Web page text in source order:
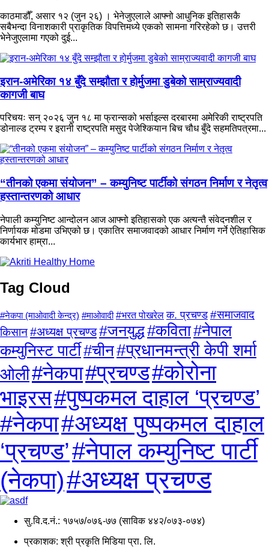
काठमाडौँ, असार १२ (जुन २६) । भेनेजुएलाले आफ्नो आधुनिक इतिहासकै
सबैभन्दा विनाशकारी प्राकृतिक विपत्तिमध्ये एकको सामना गरिरहेको छ। उत्तरी
भेनेजुएलामा गएको दुई...
इरान-अमेरिका १४ बुँदे सम्झौता र होर्मुजमा डुबेको साम्राज्यवादी
कागजी बाघ
परिचयः सन् २०२६ जुन १८ मा फ्रान्सको भर्साइल्स दरबारमा अमेरिकी राष्ट्रपति
डोनाल्ड ट्रम्प र इरानी राष्ट्रपति मसुद पेजेश्कियान बिच चौध बुँदे सहमतिपत्रमा...
“तीनको एकमा संयोजन” – कम्युनिष्ट पार्टीको संगठन निर्माण र नेतृत्व
हस्तान्तरणको आधार
नेपाली कम्युनिष्ट आन्दोलन आज आफ्नो इतिहासको एक अत्यन्तै संवेदनशील र
निर्णायक मोडमा उभिएको छ। एकातिर समाजवादको आधार निर्माण गर्ने ऐतिहासिक
कार्यभार हाम्रा...
Tag Cloud
#नेकपा (माओवादी केन्द्र) #माओवादी #भरत पोखरेल क. प्रचण्ड#समाजवाद
किसान#अध्यक्ष प्रचण्ड#जनयुद्ध#कविता#नेपाल
कम्युनिस्ट पार्टी#चीन#प्रधानमन्त्री केपी शर्मा
ओली#नेकपा#प्रचण्ड#कोरोना
भाइरस#पुष्पकमल दाहाल ‘प्रचण्ड’
#नेकपा#अध्यक्ष पुष्पकमल दाहाल
‘प्रचण्ड’#नेपाल कम्युनिष्ट पार्टी
(नेकपा)#अध्यक्ष प्रचण्ड
सु.वि.द.नं.: १७५७/०७६-७७ (साविक ४४२/०७३-०७४)
प्रकाशक: श्री प्रकृति मिडिया प्रा. लि.